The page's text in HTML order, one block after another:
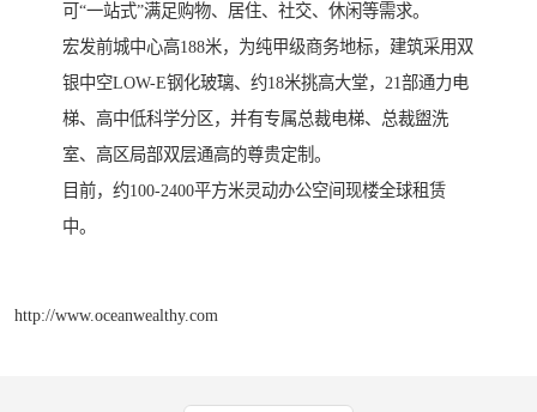
可“一站式”满足购物、居住、社交、休闲等需求。
宏发前城中心高188米，为纯甲级商务地标，建筑采用双
银中空LOW-E钢化玻璃、约18米挑高大堂，21部通力电
梯、高中低科学分区，并有专属总裁电梯、总裁盥洗
室、高区局部双层通高的尊贵定制。
目前，约100-2400平方米灵动办公空间现楼全球租赁
中。
http://www.oceanwealthy.com